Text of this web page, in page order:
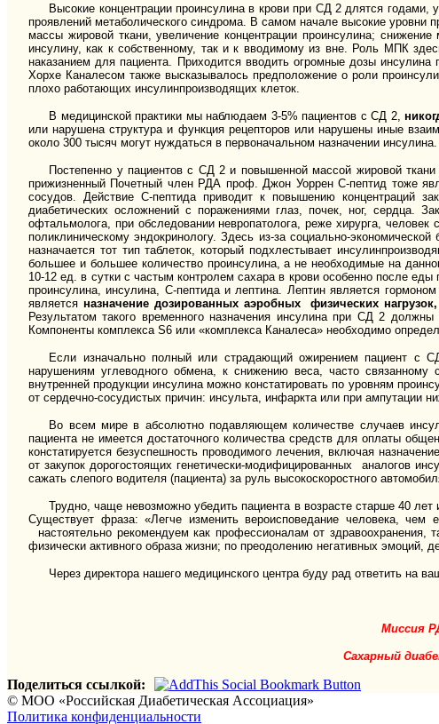
Высокие концентрации проинсулина в крови при СД 2 длятся годами,
проявлений метаболического синдрома. В самом начале высокие уровни
массы жировой ткани, увеличение концентрации проинсулина;
инсулину, как к собственному, так и к вводимому из вне. Роль МПК
наказанием для пациента. Приходится вводить огромные дозы
Хорхе Каналесом также высказывалось предположение о роли
плохо работающих инсулинпроизводящих клеток.
В медицинской практики мы наблюдаем 3-5% пациентов с СД 2,
или нарушена структура и функция рецепторов или нарушены иные
около 300 тысяч могут нуждаться в первоначальном назначении инсулина.
Постепенно у пациентов с СД 2 и повышенной массой жировой
прижизненный Почетный член РДА проф. Джон Уоррен С-пептид тоже
сосудов. Действие С-пептида приводит к повышению концентраций
диабетических осложнений с поражениями глаз, почек, ног, сердца.
офтальмолога, при обследовании невропатолога, реже хирурга,
поликлиническому эндокринологу. Здесь из-за социально-
назначается тот тип таблеток, который подхлестывает
большее и большее количество проинсулина, а не необходимые на
10-12 ед. в сутки с частым контролем сахара в крови особенно после
проинсулина, инсулина, С-пептида и лептина. Лептин является
является назначение дозированных аэробных физических нагрузок,
Результатом такого временного назначения инсулина при СД 2 должны
Компоненты комплекса S6 или «комплекса Каналеса» необходимо
Если изначально полный или страдающий ожирением пациент с
нарушениям углеводного обмена, к снижению веса, часто
внутренней продукции инсулина можно констатировать по уровням
от сердечно-сосудистых причин: инсульта, инфаркта или при ампутации
Во всем мире в абсолютно подавляющем количестве случаев
пациента не имеется достаточного количества средств для оплаты
констатируется безуспешность проводимого лечения, включая
от закупок дорогостоящих генетически-модифицированных аналогов
сажать слепого водителя (пациента) за руль высокоскоростного
Трудно, чаще невозможно убедить пациента в возрасте старше 40
Существует фраза: «Легче изменить вероисповедание человека,
настоятельно рекомендуем как профессионалам от
физически активного образа жизни; по преодолению негативных эмоций,
Через директора нашего медицинского центра буду рад ответить на
Миссия
Сахарный
Поделиться ссылкой:
© МОО «Российская Диабетическая Ассоциация»
Политика конфиденциальности